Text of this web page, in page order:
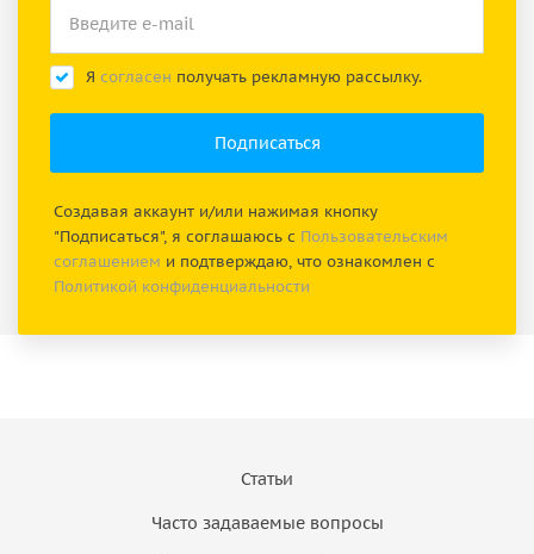
Я согласен получать рекламную рассылку.
Создавая аккаунт и/или нажимая кнопку
"Подписаться", я соглашаюсь с Пользовательским
соглашением и подтверждаю, что ознакомлен с
Политикой конфиденциальности
Статьи
Часто задаваемые вопросы